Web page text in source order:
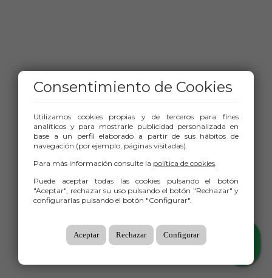
Consentimiento de Cookies
Utilizamos cookies propias y de terceros para fines
analíticos y para mostrarle publicidad personalizada en
base a un perfil elaborado a partir de sus hábitos de
navegación (por ejemplo, páginas visitadas).
Para más información consulte la política de cookies.
Puede aceptar todas las cookies pulsando el botón
"Aceptar", rechazar su uso pulsando el botón "Rechazar" y
configurarlas pulsando el botón "Configurar".
Aceptar Rechazar Configurar